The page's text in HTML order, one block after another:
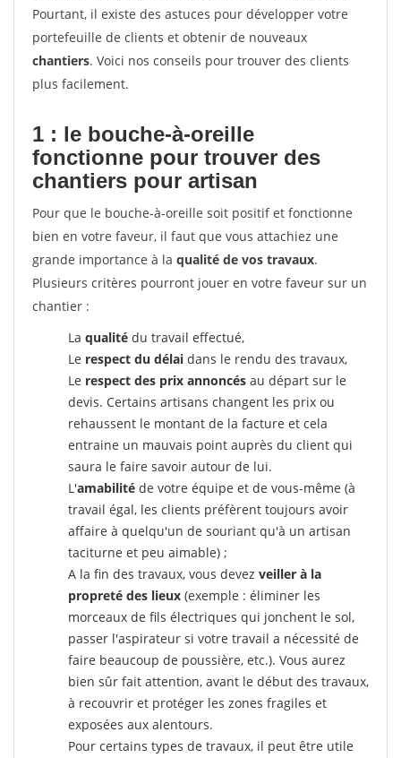
Pourtant, il existe des astuces pour développer votre
portefeuille de clients et obtenir de nouveaux
chantiers. Voici nos conseils pour trouver des clients
plus facilement.
1 : le bouche-à-oreille
fonctionne pour trouver des
chantiers pour artisan
Pour que le bouche-à-oreille soit positif et fonctionne
bien en votre faveur, il faut que vous attachiez une
grande importance à la qualité de vos travaux.
Plusieurs critères pourront jouer en votre faveur sur un
chantier :
La qualité du travail effectué,
Le respect du délai dans le rendu des travaux,
Le respect des prix annoncés au départ sur le
devis. Certains artisans changent les prix ou
rehaussent le montant de la facture et cela
entraine un mauvais point auprès du client qui
saura le faire savoir autour de lui.
L'amabilité de votre équipe et de vous-même (à
travail égal, les clients préfèrent toujours avoir
affaire à quelqu'un de souriant qu'à un artisan
taciturne et peu aimable) ;
A la fin des travaux, vous devez veiller à la
propreté des lieux (exemple : éliminer les
morceaux de fils électriques qui jonchent le sol,
passer l'aspirateur si votre travail a nécessité de
faire beaucoup de poussière, etc.). Vous aurez
bien sûr fait attention, avant le début des travaux,
à recouvrir et protéger les zones fragiles et
exposées aux alentours.
Pour certains types de travaux, il peut être utile